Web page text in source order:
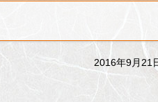
2016年9月21